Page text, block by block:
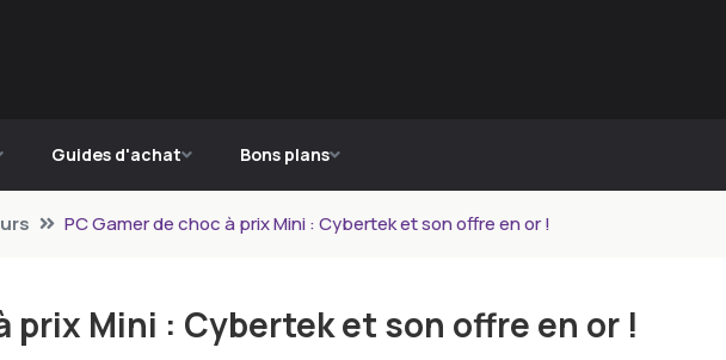
Guides d'achat Bons plans
PC Gamer de choc à prix Mini : Cybertek et son offre en or !
prix Mini : Cybertek et son offre en or !